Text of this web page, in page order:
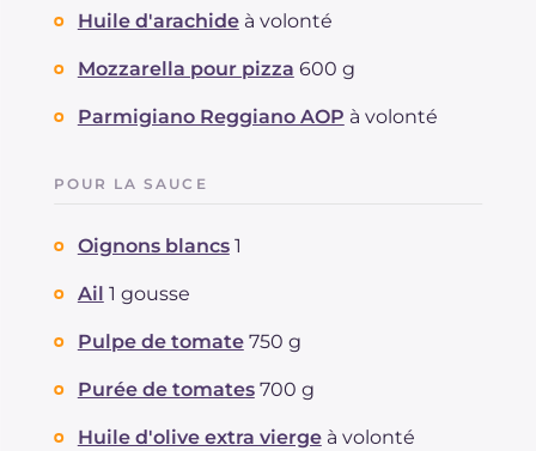
Huile d'arachide à volonté
Mozzarella pour pizza 600 g
Parmigiano Reggiano AOP à volonté
POUR LA SAUCE
Oignons blancs 1
Ail 1 gousse
Pulpe de tomate 750 g
Purée de tomates 700 g
Huile d'olive extra vierge à volonté